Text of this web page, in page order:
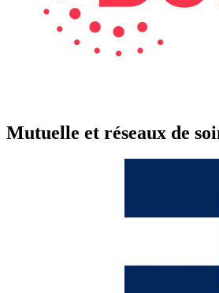
Mutuelle et réseaux de